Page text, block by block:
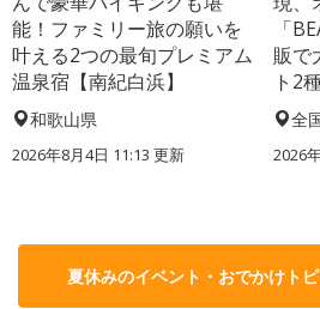
能！ファミリー旅の願いを
叶える2つの最旬プレミアム
温泉宿【南紀白浜】
和歌山県
2026年8月4日 11:13 更新
「
販で
ト2
全
2026
夏休みのイベント・おでかけト